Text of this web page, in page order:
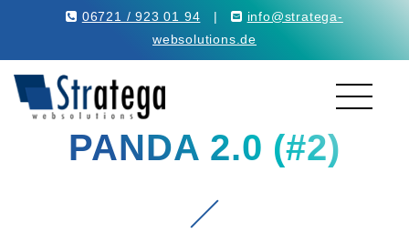
06721 / 923 01 94 |
info@stratega-
websolutions.de
PANDA 2.0 (#2)